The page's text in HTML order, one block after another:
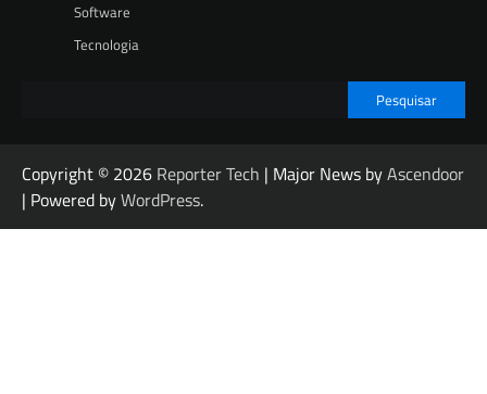
Software
Tecnologia
Pesquisar
Copyright © 2026 Reporter Tech | Major News byAscendoor
| Powered byWordPress.